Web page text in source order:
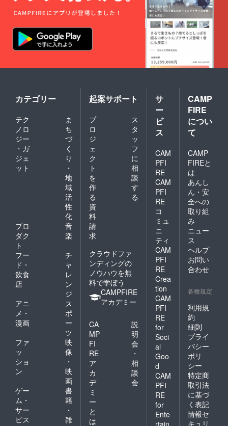
カテゴリー
テク
ノロ
ジー
・ガ
ジェ
ット
ま
ち
づ
く
り
・
地
域
活
性
化
プロ
ダク
ト
音
楽
フー
ド・
飲食
店
チ
ャ
レ
ン
ジ
アニ
メ・
漫画
ス
ポ
ー
ツ
ファ
ッ
ショ
ン
映
像
・
映
画
ゲー
ム・
サー
ビス
書
籍
・
雑
起案サポート
プ
ロ
ジ
ェ
ク
ト
を
作
る
ス
タ
ッ
フ
に
相
談
す
る
資
料
請
求
クラウドファ
ンディングの
ノウハウを無
料で学ぼう
CAMPFIRE
アカデミー
CA
MP
FI
RE
ア
カ
デ
ミ
ー
と
は
説
明
会
・
相
談
会
サ
ー
ビ
ス
CAM
PFI
RE
CAM
PFI
RE
コ
ミュ
ニ
ティ
CAM
PFI
RE
Crea
tion
CAM
PFI
RE
for
Soci
al
Goo
d
CAM
PFI
RE
for
Ente
CAMP
FIRE
につい
て
CAMP
FIREと
は
あんし
ん・安
全への
取り組
み
ニュー
ス
ヘルプ
お問い
合わせ
各種規定
利用規
約
細則
プライ
バシー
ポリ
シー
特定商
取引法
に基づ
く表記
情報セ
キュリ